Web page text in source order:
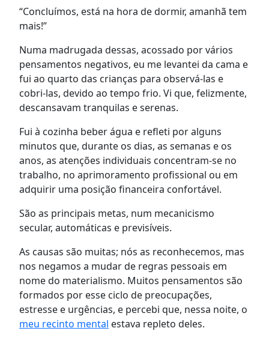
“Concluímos, está na hora de dormir, amanhã tem
mais!”
Numa madrugada dessas, acossado por vários
pensamentos negativos, eu me levantei da cama e
fui ao quarto das crianças para observá-las e
cobri-las, devido ao tempo frio. Vi que, felizmente,
descansavam tranquilas e serenas.
Fui à cozinha beber água e refleti por alguns
minutos que, durante os dias, as semanas e os
anos, as atenções individuais concentram-se no
trabalho, no aprimoramento profissional ou em
adquirir uma posição financeira confortável.
São as principais metas, num mecanicismo
secular, automáticas e previsíveis.
As causas são muitas; nós as reconhecemos, mas
nos negamos a mudar de regras pessoais em
nome do materialismo. Muitos pensamentos são
formados por esse ciclo de preocupações,
estresse e urgências, e percebi que, nessa noite, o
meu recinto mental estava repleto deles.